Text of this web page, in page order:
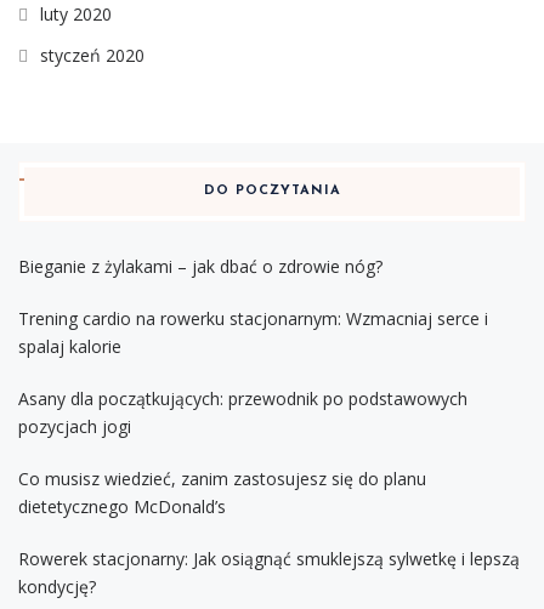
luty 2020
styczeń 2020
DO POCZYTANIA
Bieganie z żylakami – jak dbać o zdrowie nóg?
Trening cardio na rowerku stacjonarnym: Wzmacniaj serce i
spalaj kalorie
Asany dla początkujących: przewodnik po podstawowych
pozycjach jogi
Co musisz wiedzieć, zanim zastosujesz się do planu
dietetycznego McDonald’s
Rowerek stacjonarny: Jak osiągnąć smuklejszą sylwetkę i lepszą
kondycję?